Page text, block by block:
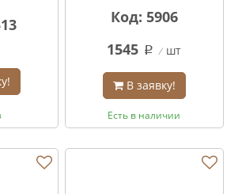
Код: 5906
1545 q шт
В заявку!
Есть в наличии